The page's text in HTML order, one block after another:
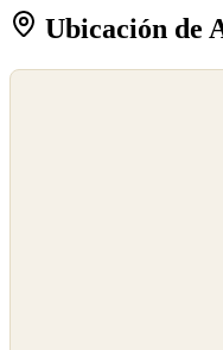
Ubicación de